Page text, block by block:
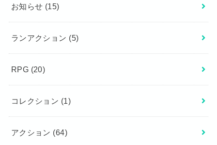
お知らせ (15)
ランアクション (5)
RPG (20)
コレクション (1)
アクション (64)